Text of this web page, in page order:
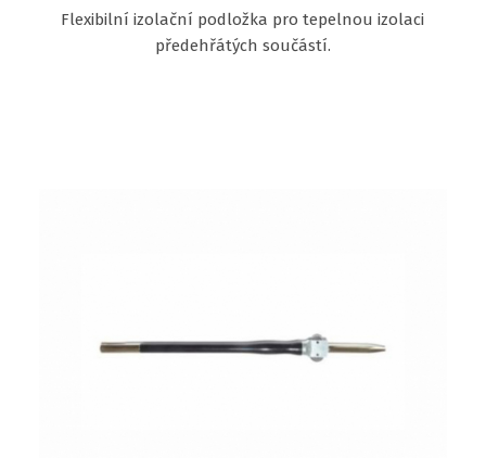
Flexibilní izolační podložka pro tepelnou izolaci
předehřátých součástí.